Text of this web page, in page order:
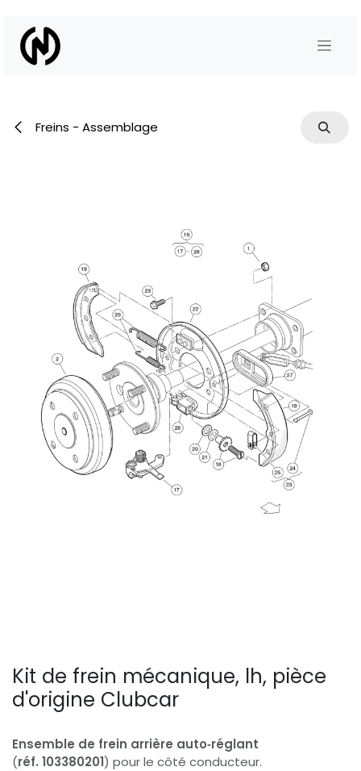
Freins - Assemblage
Kit de frein mécanique, lh, pièce
d'origine Clubcar
Ensemble de frein arrière auto‑réglant
(réf. 103380201) pour le côté conducteur.